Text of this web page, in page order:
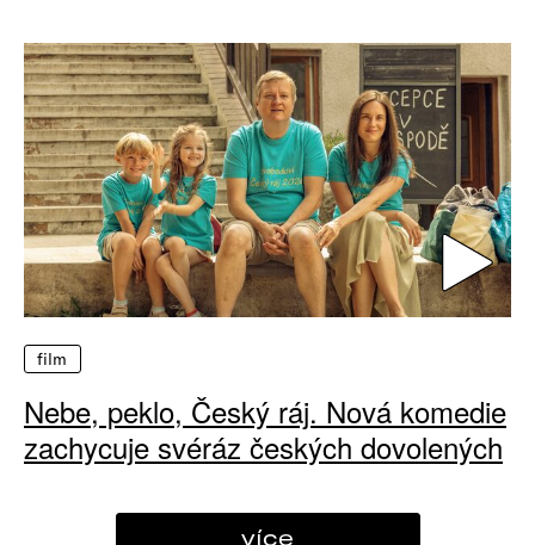
film
Nebe, peklo, Český ráj. Nová komedie
zachycuje svéráz českých dovolených
více